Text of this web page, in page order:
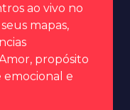
ao vivo no
mapas,
propósito
emocional e